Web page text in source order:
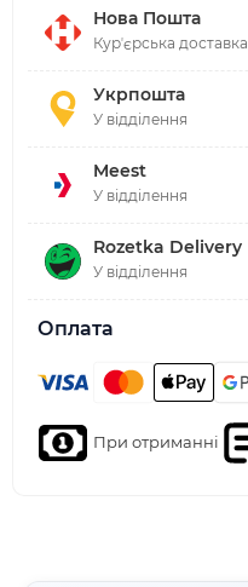
Нова Пошта
Курʼєрська доставка
Укрпошта
У відділення
Meest
У відділення
Rozetka Delivery
У відділення
Оплата
При отриманні